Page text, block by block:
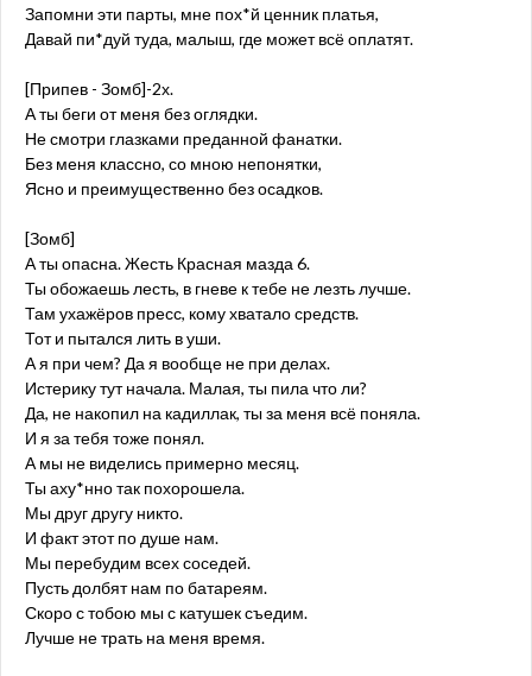
Запомни эти парты, мне пох*й ценник платья,
Давай пи*дуй туда, малыш, где может всё оплатят.
[Припев - Зомб]-2х.
А ты беги от меня без оглядки.
Не смотри глазками преданной фанатки.
Без меня классно, со мною непонятки,
Ясно и преимущественно без осадков.
[Зомб]
А ты опасна. Жесть Красная мазда 6.
Ты обожаешь лесть, в гневе к тебе не лезть лучше.
Там ухажёров пресс, кому хватало средств.
Тот и пытался лить в уши.
А я при чем? Да я вообще не при делах.
Истерику тут начала. Малая, ты пила что ли?
Да, не накопил на кадиллак, ты за меня всё поняла.
И я за тебя тоже понял.
А мы не виделись примерно месяц.
Ты аху*нно так похорошела.
Мы друг другу никто.
И факт этот по душе нам.
Мы перебудим всех соседей.
Пусть долбят нам по батареям.
Скоро с тобою мы с катушек съедим.
Лучше не трать на меня время.